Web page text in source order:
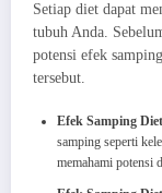
Setiap diet dapat
tubuh Anda.
potensi efek
tersebut.
Efek Samping
samping seperti
memahami potensi